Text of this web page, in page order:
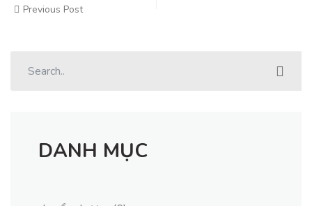
Previous Post
DANH MỤC